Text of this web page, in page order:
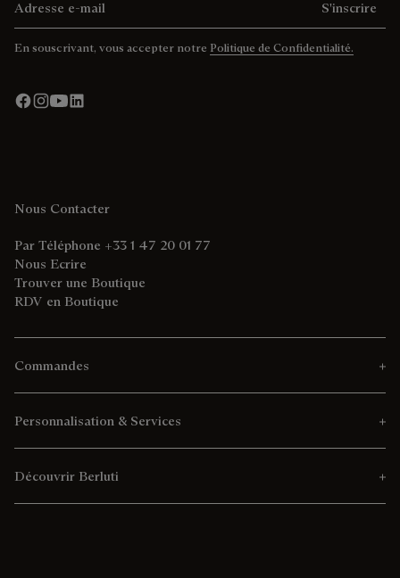
S'inscrire
En souscrivant, vous accepter notre Politique de Confidentialité.
Nous Contacter
Par Téléphone +33 1 47 20 01 77
Nous Ecrire
Trouver une Boutique
RDV en Boutique
Commandes
Personnalisation & Services
Découvrir Berluti